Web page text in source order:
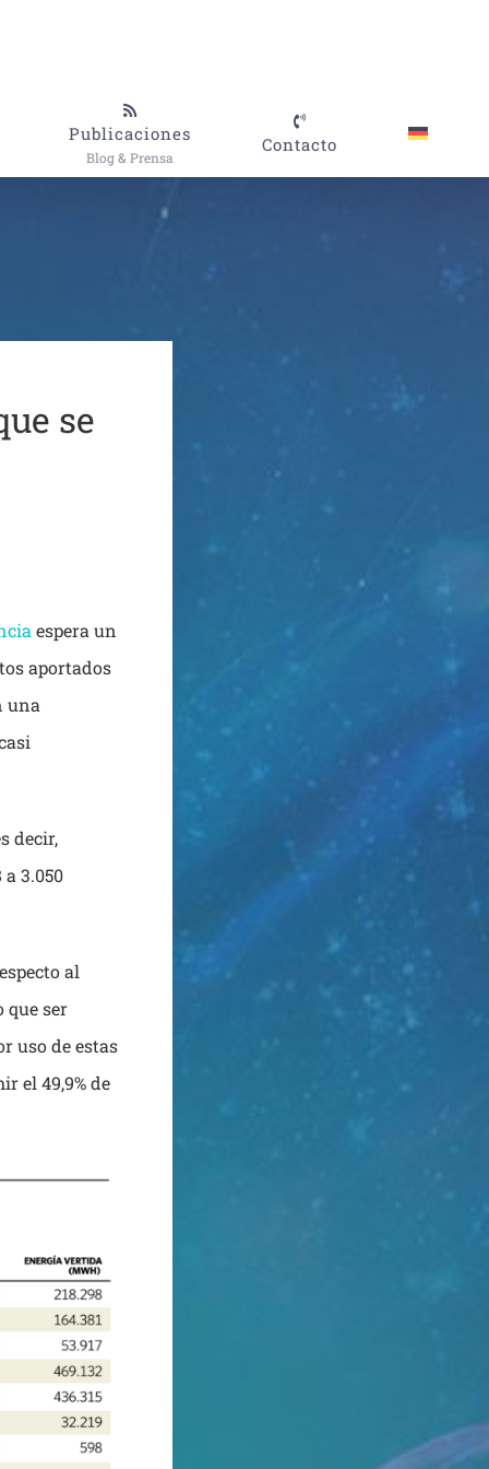
Publicaciones
Blog & Prensa
Contacto
se
espera un
aportados
una
decir,
3.050
al
que ser
uso de estas
el 49,9% de